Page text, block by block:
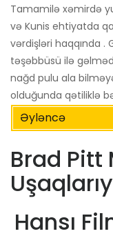
Tamamilə xəmirdə
və Kunis ehtiyatda
vərdişləri haqqında .
təşəbbüsü ilə
nağd pulu ala
olduğunda qətiliklə
Əyləncə
Brad Pitt
Hansı